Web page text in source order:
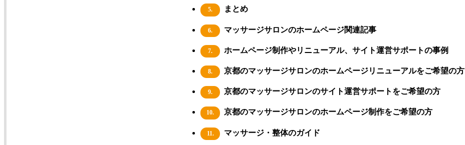
5. まとめ
6. マッサージサロンのホームページ関連記事
7. ホームページ制作やリニューアル、サイト運営サポートの事例
8. 京都のマッサージサロンのホームページリニューアルをご希望の方
9. 京都のマッサージサロンのサイト運営サポートをご希望の方
10. 京都のマッサージサロンのホームページ制作をご希望の方
11. マッサージ・整体のガイド